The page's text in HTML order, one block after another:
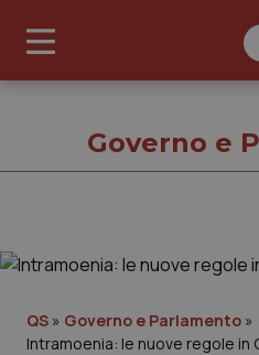
Cronache
Governo e
QS » Governo e Parlamento »
Intramoenia: le nuove regole in